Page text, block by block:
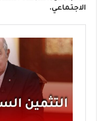
الاجتماعي.